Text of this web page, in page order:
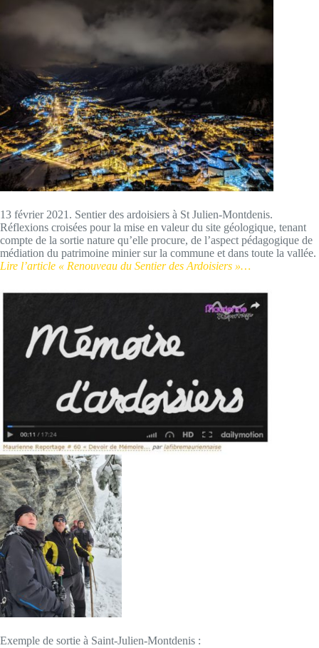
13 février 2021. Sentier des ardoisiers à St Julien-Montdenis.
Réflexions croisées pour la mise en valeur du site géologique, tenant
compte de la sortie nature qu’elle procure, de l’aspect pédagogique de
médiation du patrimoine minier sur la commune et dans toute la vallée.
Lire l’article « Renouveau du Sentier des Ardoisiers »…
Exemple de sortie à Saint-Julien-Montdenis :